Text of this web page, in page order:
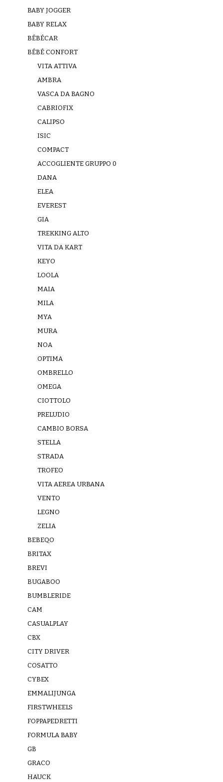
BABY JOGGER
BABY RELAX
BÉBÉCAR
BÉBÉ CONFORT
VITA ATTIVA
AMBRA
VASCA DA BAGNO
CABRIOFIX
CALIPSO
ISIC
COMPACT
ACCOGLIENTE GRUPPO 0
DANA
ELEA
EVEREST
GIA
TREKKING ALTO
VITA DA KART
KEYO
LOOLA
MAIA
MILA
MYA
MURA
NOA
OPTIMA
OMBRELLO
OMEGA
CIOTTOLO
PRELUDIO
CAMBIO BORSA
STELLA
STRADA
TROFEO
VITA AEREA URBANA
VENTO
LEGNO
ZELIA
BEBEQO
BRITAX
BREVI
BUGABOO
BUMBLERIDE
CAM
CASUALPLAY
CBX
CITY DRIVER
COSATTO
CYBEX
EMMALIJUNGA
FIRSTWHEELS
FOPPAPEDRETTI
FORMULA BABY
GB
GRACO
HAUCK